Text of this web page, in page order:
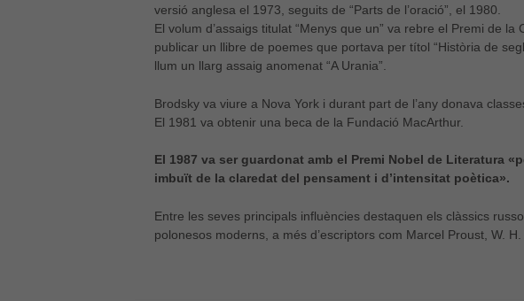
versió anglesa el 1973, seguits de “Parts de l’oració”, el 1980.
El volum d’assaigs titulat “Menys que un” va rebre el Premi de
publicar un llibre de poemes que portava per títol “Història de
llum un llarg assaig anomenat “A Urania”.
Brodsky va viure a Nova York i durant part de l’any donava
El 1981 va obtenir una beca de la Fundació MacArthur.
El 1987 va ser guardonat amb el Premi Nobel de Literatura
imbuït de la claredat del pensament i d’intensitat poètica».
Entre les seves principals influències destaquen els clàssics
polonesos moderns, a més d’escriptors com Marcel Proust, W.